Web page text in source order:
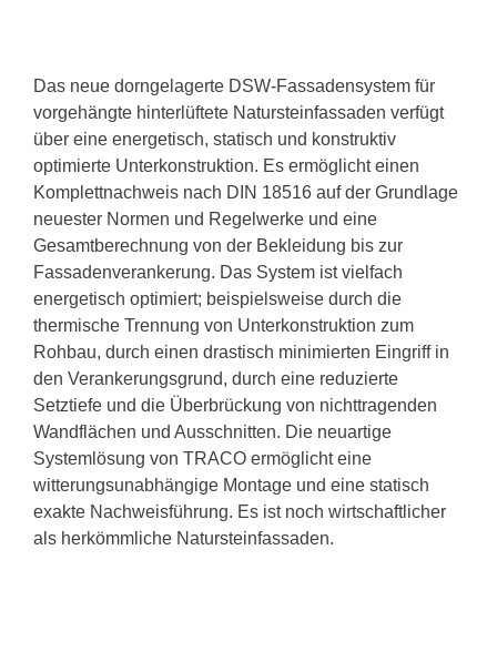
Das neue dorngelagerte DSW-Fassadensystem für
vorgehängte hinterlüftete Natursteinfassaden verfügt
über eine energetisch, statisch und konstruktiv
optimierte Unterkonstruktion. Es ermöglicht einen
Komplettnachweis nach DIN 18516 auf der Grundlage
neuester Normen und Regelwerke und eine
Gesamtberechnung von der Bekleidung bis zur
Fassadenverankerung. Das System ist vielfach
energetisch optimiert; beispielsweise durch die
thermische Trennung von Unterkonstruktion zum
Rohbau, durch einen drastisch minimierten Eingriff in
den Verankerungsgrund, durch eine reduzierte
Setztiefe und die Überbrückung von nichttragenden
Wandflächen und Ausschnitten. Die neuartige
Systemlösung von TRACO ermöglicht eine
witterungsunabhängige Montage und eine statisch
exakte Nachweisführung. Es ist noch wirtschaftlicher
als herkömmliche Natursteinfassaden.